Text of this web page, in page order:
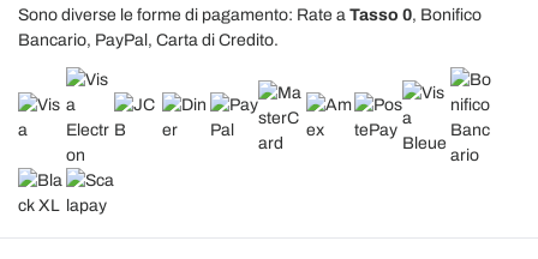
Sono diverse le forme di pagamento: Rate a Tasso 0, Bonifico
Bancario, PayPal, Carta di Credito.